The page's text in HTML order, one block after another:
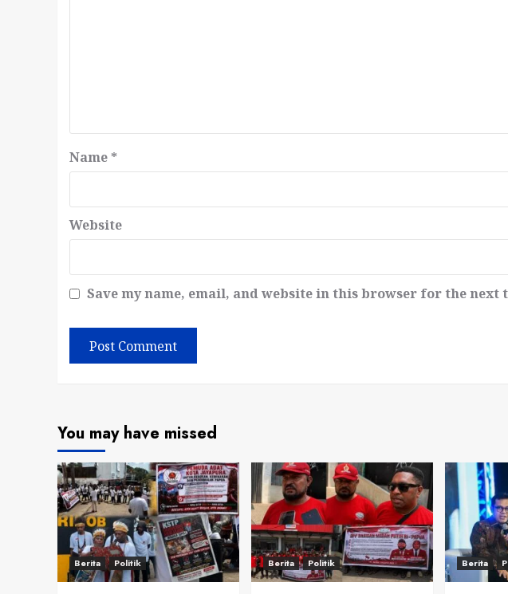
Name *
Website
Save my name, email, and website in this browser for the next
You may have missed
Berita Politik Berita Politik Berita